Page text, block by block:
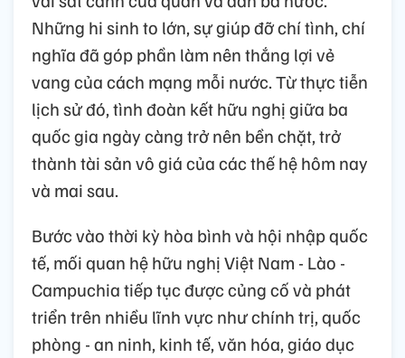
Những hi sinh to lớn, sự giúp đỡ chí tình, chí
nghĩa đã góp phần làm nên thắng lợi vẻ
vang của cách mạng mỗi nước. Từ thực tiễn
lịch sử đó, tình đoàn kết hữu nghị giữa ba
quốc gia ngày càng trở nên bền chặt, trở
thành tài sản vô giá của các thế hệ hôm nay
và mai sau.
Bước vào thời kỳ hòa bình và hội nhập quốc
tế, mối quan hệ hữu nghị Việt Nam - Lào -
Campuchia tiếp tục được củng cố và phát
triển trên nhiều lĩnh vực như chính trị, quốc
phòng - an ninh, kinh tế, văn hóa, giáo dục